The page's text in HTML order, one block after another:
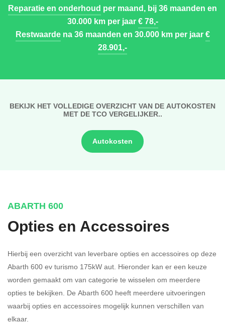
Reparatie en onderhoud per maand, bij 36 maanden en
30.000 km per jaar€ 78,-
Restwaardena 36 maanden en 30.000 km per jaar€
28.901,-
BEKIJK HET VOLLEDIGE OVERZICHT VAN DE AUTOKOSTEN
MET DE TCO VERGELIJKER..
Autokosten
ABARTH 600
Opties en Accessoires
Hierbij een overzicht van leverbare opties en accessoires op deze
Abarth 600 ev turismo 175kW aut. Hieronder kan er een keuze
worden gemaakt om van categorie te wisselen om meerdere
opties te bekijken. De Abarth 600 heeft meerdere uitvoeringen
waarbij opties en accessoires mogelijk kunnen verschillen van
elkaar.